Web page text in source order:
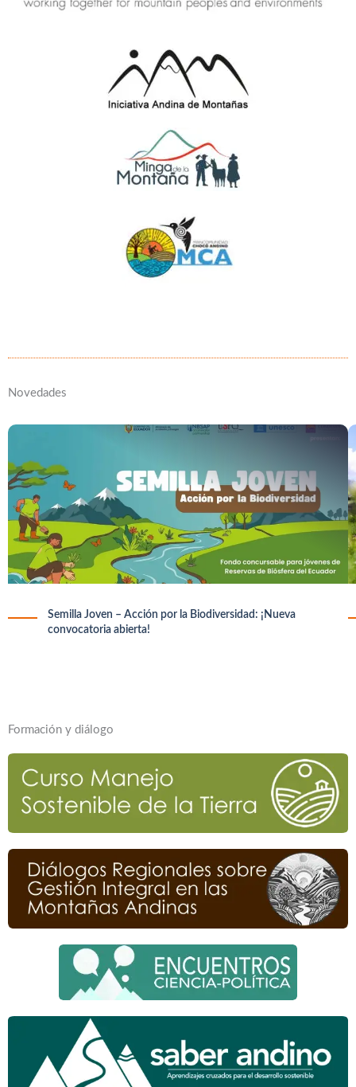
Novedades
Semilla Joven – Acción por la Biodiversidad: ¡Nueva
convocatoria abierta!
Formación y diálogo